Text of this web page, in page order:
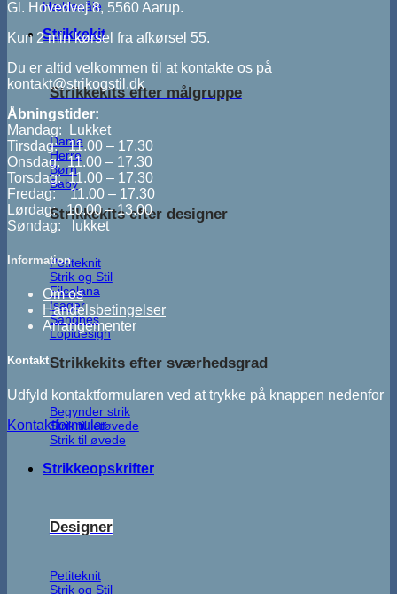
Hæklenåle
Strikkekit
Strikkekits efter målgruppe
Dame
Herre
Børn
Baby
Strikkekits efter designer
Petiteknit
Strik og Stil
Filcolana
Isager
Sandnes
Lopidesign
Strikkekits efter sværhedsgrad
Begynder strik
Strik til letøvede
Strik til øvede
Strikkeopskrifter
Designer
Petiteknit
Strik og Stil
Gl. Hovedvej 8, 5560 Aarup.
Kun 2 min kørsel fra afkørsel 55.
Du er altid velkommen til at kontakte os på
kontakt@strikogstil.dk
Åbningstider:
Mandag: Lukket
Tirsdag: 11.00 – 17.30
Onsdag: 11.00 – 17.30
Torsdag: 11.00 – 17.30
Fredag: 11.00 – 17.30
Lørdag: 10.00 – 13.00
Søndag: lukket
Information
Om os
Handelsbetingelser
Arrangementer
Kontakt
Udfyld kontaktformularen ved at trykke på knappen nedenfor
Kontaktformular